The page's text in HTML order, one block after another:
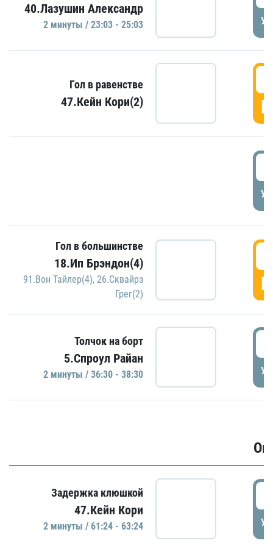
40.Лазушин Александр
2 минуты / 23:03 - 25:03
Гол в равенстве
47.Кейн Кори(2)
Гол в большинстве
18.Ип Брэндон(4)
91.Вон Тайлер(4), 26.Сквайрз
Грег(2)
Толчок на борт
5.Спроул Райан
2 минуты / 36:30 - 38:30
Задержка клюшкой
47.Кейн Кори
2 минуты / 61:24 - 63:24